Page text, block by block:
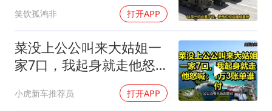
笑饮孤鸿非 打开APP
菜没上公公叫来大姑姐一
家7口，我起身就走他怒
喊：1万3账单谁付
小虎新车推荐员 打开APP